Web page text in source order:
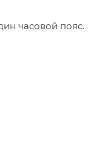
часовой пояс.